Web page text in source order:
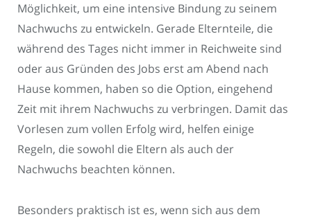
Möglichkeit, um eine intensive Bindung zu seinem
Nachwuchs zu entwickeln. Gerade Elternteile, die
während des Tages nicht immer in Reichweite sind
oder aus Gründen des Jobs erst am Abend nach
Hause kommen, haben so die Option, eingehend
Zeit mit ihrem Nachwuchs zu verbringen. Damit das
Vorlesen zum vollen Erfolg wird, helfen einige
Regeln, die sowohl die Eltern als auch der
Nachwuchs beachten können.
Besonders praktisch ist es, wenn sich aus dem